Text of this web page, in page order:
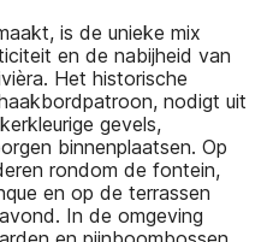
is de unieke mix
en de nabijheid van
Het historische
nodigt uit
gevels,
binnenplaatsen. Op
rondom de fontein,
en op de terrassen
In de omgeving